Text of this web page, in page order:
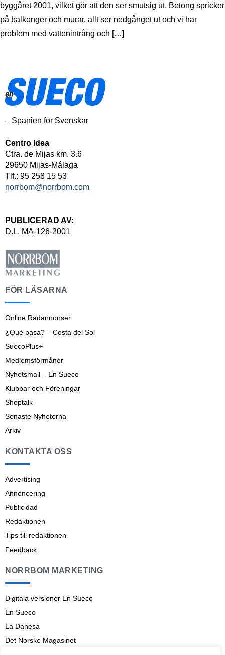
byggåret 2001, vilket gör att den ser smutsig ut. Betong spricker
på balkonger och murar, allt ser nedgånget ut och vi har
problem med vattenintrång och […]
– Spanien för Svenskar
Centro Idea
Ctra. de Mijas km. 3.6
29650 Mijas-Málaga
Tlf.: 95 258 15 53
norrbom@norrbom.com
PUBLICERAD AV:
D.L. MA-126-2001
FÖR LÄSARNA
Online Radannonser
¿Qué pasa? – Costa del Sol
SuecoPlus+
Medlemsförmåner
Nyhetsmail – En Sueco
Klubbar och Föreningar
Shoptalk
Senaste Nyheterna
Arkiv
KONTAKTA OSS
Advertising
Annoncering
Publicidad
Redaktionen
Tips till redaktionen
Feedback
NORRBOM MARKETING
Digitala versioner En Sueco
En Sueco
La Danesa
Det Norske Magasinet